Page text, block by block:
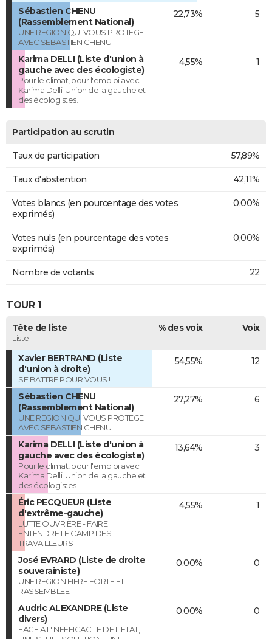
Sébastien CHENU
(Rassemblement National)
UNE REGION QUI VOUS PROTEGE
AVEC SEBASTIEN CHENU
22,73% 5
Karima DELLI (Liste d'union à
gauche avec des écologiste)
Pour le climat, pour l'emploi avec
Karima Delli. Union de la gauche et
des écologistes.
4,55% 1
Participation au scrutin
Taux de participation 57,89%
Taux d'abstention 42,11%
Votes blancs (en pourcentage des votes
exprimés)
0,00%
Votes nuls (en pourcentage des votes
exprimés)
0,00%
Nombre de votants 22
TOUR 1
Tête de liste
Liste
% des voix Voix
Xavier BERTRAND (Liste
d'union à droite)
SE BATTRE POUR VOUS !
54,55% 12
Sébastien CHENU
(Rassemblement National)
UNE REGION QUI VOUS PROTEGE
AVEC SEBASTIEN CHENU
27,27% 6
Karima DELLI (Liste d'union à
gauche avec des écologiste)
Pour le climat, pour l'emploi avec
Karima Delli. Union de la gauche et
des écologistes.
13,64% 3
Éric PECQUEUR (Liste
d'extrême-gauche)
LUTTE OUVRIÈRE - FAIRE
ENTENDRE LE CAMP DES
TRAVAILLEURS
4,55% 1
José EVRARD (Liste de droite
souverainiste)
UNE REGION FIERE FORTE ET
RASSEMBLEE
0,00% 0
Audric ALEXANDRE (Liste
divers)
FACE A L'INEFFICACITE DE L'ETAT,
0,00% 0